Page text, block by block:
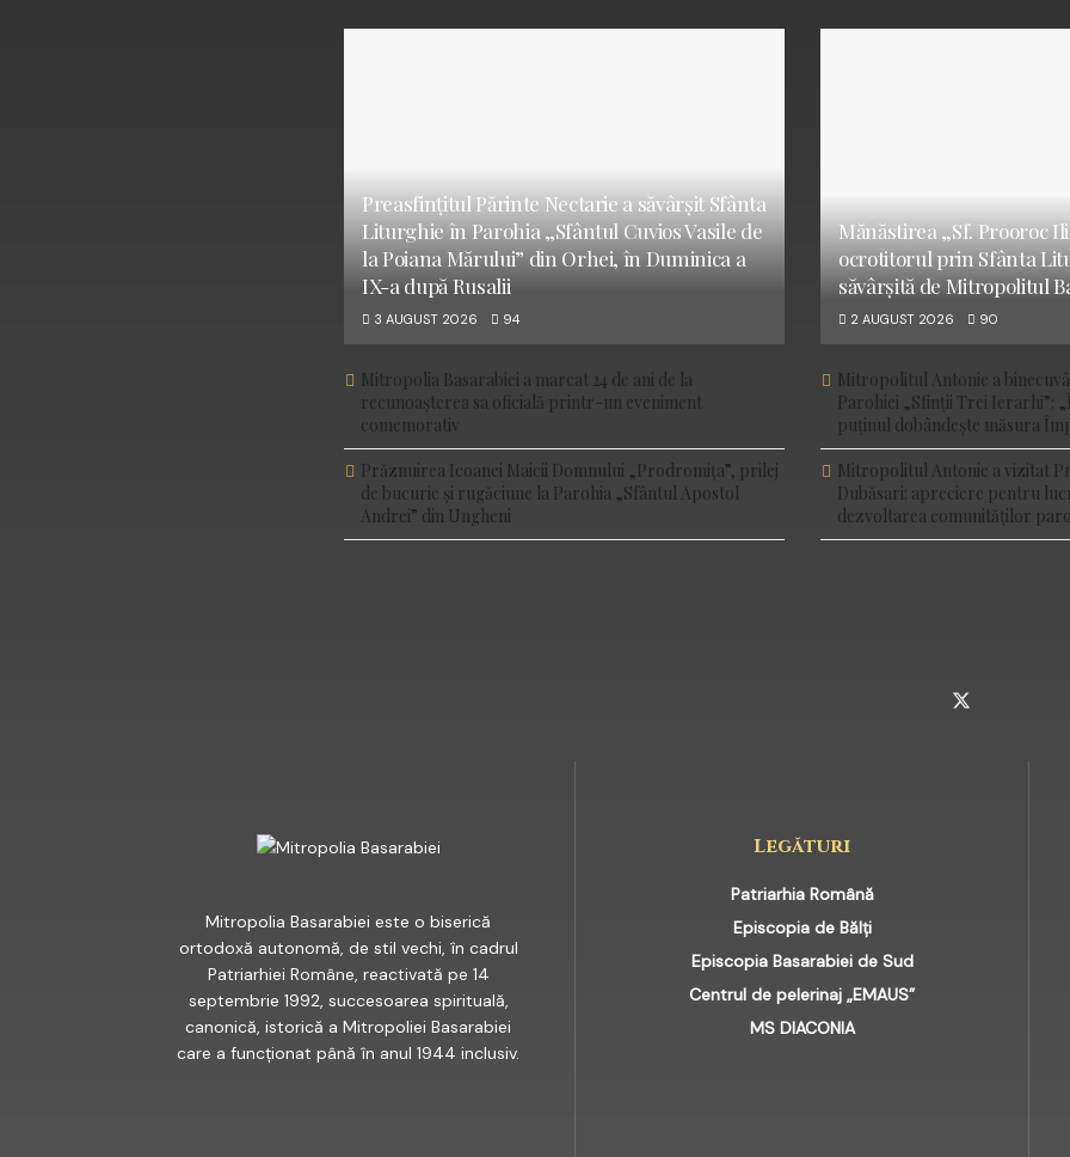
Preasfințitul Părinte Nectarie a săvârșit Sfânta
Liturghie în Parohia „Sfântul Cuvios Vasile de
la Poiana Mărului” din Orhei, în Duminica a
IX-a după Rusalii
3 AUGUST 2026 94
Mănăstirea „Sf. Prooroc
ocrotitorul prin Sfânta
săvârșită de Mitropolitul
2 AUGUST 2026 90
Mitropolia Basarabiei a marcat 24 de ani de la
recunoașterea sa oficială printr-un eveniment
comemorativ
Mitropolitul Antonie a
Parohiei „Sfinții Trei Ierarhi”:
puținul dobândește măsura
Prăznuirea Icoanei Maicii Domnului „Prodromița”, prilej
de bucurie și rugăciune la Parohia „Sfântul Apostol
Andrei” din Ungheni
Mitropolitul Antonie a vizitat
Dubăsari: apreciere pentru
dezvoltarea comunităților
Mitropolia Basarabiei este o biserică
ortodoxă autonomă, de stil vechi, în cadrul
Patriarhiei Române, reactivată pe 14
septembrie 1992, succesoarea spirituală,
canonică, istorică a Mitropoliei Basarabiei
care a funcționat până în anul 1944 inclusiv.
Legături
Patriarhia Română
Episcopia de Bălți
Episcopia Basarabiei de Sud
Centrul de pelerinaj „EMAUS”
MS DIACONIA